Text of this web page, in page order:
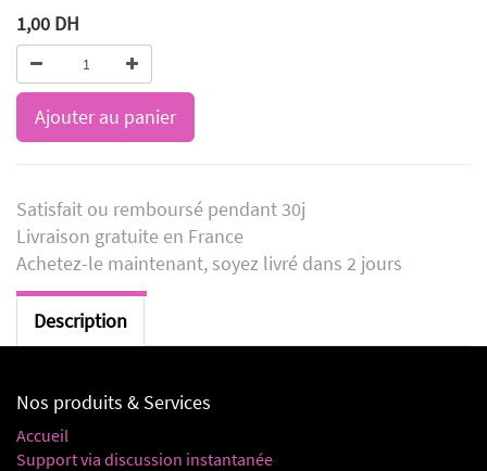
1,00 DH
Ajouter au panier
Satisfait ou remboursé pendant 30j
Livraison gratuite en France
Achetez-le maintenant, soyez livré dans 2 jours
Description
Nos produits & Services
Accueil
Support via discussion instantanée